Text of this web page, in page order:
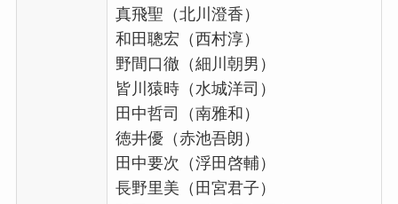
真飛聖（北川澄香）
和田聰宏（西村淳）
野間口徹（細川朝男）
皆川猿時（水城洋司）
田中哲司（南雅和）
徳井優（赤池吾朗）
田中要次（浮田啓輔）
長野里美（田宮君子）